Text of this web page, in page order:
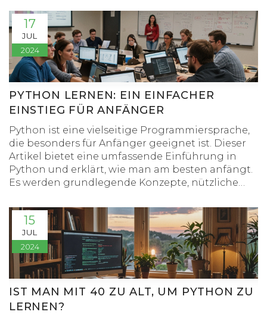
wertvolle Einblicke in die neuesten Trends und
zeigt auf, in welchen Bereichen PHP besonders
glänzen kann.
17
JUL
2024
PYTHON LERNEN: EIN EINFACHER
EINSTIEG FÜR ANFÄNGER
Python ist eine vielseitige Programmiersprache,
die besonders für Anfänger geeignet ist. Dieser
Artikel bietet eine umfassende Einführung in
Python und erklärt, wie man am besten anfängt.
Es werden grundlegende Konzepte, nützliche
zu erleichtern.
15
JUL
2024
IST MAN MIT 40 ZU ALT, UM PYTHON ZU
LERNEN?